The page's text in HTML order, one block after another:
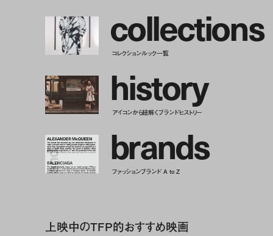
collections
コレクションルック一覧
history
アイコンから紐解くブランドヒストリー
brands
ファッションブランド A to Z
上映中のTFP的おすすめ映画